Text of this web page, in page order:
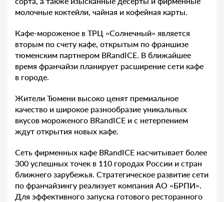
молочные коктейли, чайная и кофейная карты.
Кафе-мороженое в ТРЦ «Солнечный» является
вторым по счету кафе, открытым по франшизе
тюменским партнером BRandICE. В ближайшее
время франчайзи планирует расширение сети кафе
в городе.
Жители Тюмени высоко ценят премиальное
качество и широкое разнообразие уникальных
вкусов мороженого BRandICE и с нетерпением
ждут открытия новых кафе.
Сеть фирменных кафе BRandICE насчитывает более
300 успешных точек в 110 городах России и стран
ближнего зарубежья. Стратегическое развитие сети
по франчайзингу реализует компания АО «БРПИ».
Для эффективного запуска готового ресторанного